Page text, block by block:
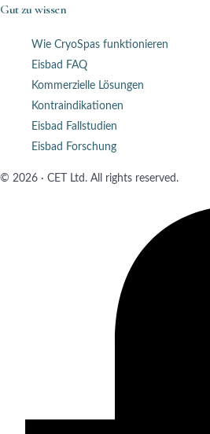
Gut zu wissen
Wie CryoSpas funktionieren
Eisbad FAQ
Kommerzielle Lösungen
Kontraindikationen
Eisbad Fallstudien
Eisbad Forschung
© 2026 · CET Ltd. All rights reserved.